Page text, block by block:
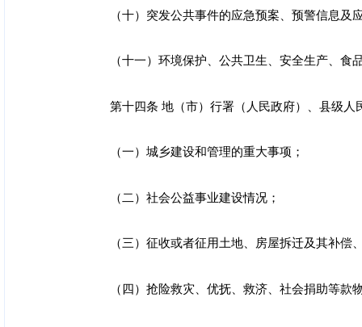
（十）突发公共事件的应急预案、预警信息及
（十一）环境保护、公共卫生、安全生产、食
第十四条 地（市）行署（人民政府）、县级
（一）城乡建设和管理的重大事项；
（二）社会公益事业建设情况；
（三）征收或者征用土地、房屋拆迁及其补偿
（四）抢险救灾、优抚、救济、社会捐助等款